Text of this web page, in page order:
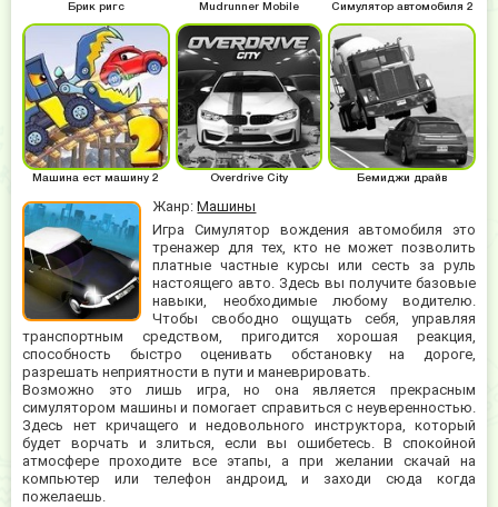
Жанр:Машины
Игра Симулятор вождения автомобиля это
тренажер для тех, кто не может позволить
платные частные курсы или сесть за руль
настоящего авто. Здесь вы получите базовые
навыки, необходимые любому водителю.
Чтобы свободно ощущать себя, управляя
транспортным средством, пригодится хорошая реакция,
способность быстро оценивать обстановку на дороге,
разрешать неприятности в пути и маневрировать.
Возможно это лишь игра, но она является прекрасным
симулятором машины и помогает справиться с неуверенностью.
Здесь нет кричащего и недовольного инструктора, который
будет ворчать и злиться, если вы ошибетесь. В спокойной
атмосфере проходите все этапы, а при желании скачай на
компьютер или телефон андроид, и заходи сюда когда
пожелаешь.
Брик ригс Mudrunner Mobile Симулятор автомобиля 2
Машина ест машину 2 Overdrive City Бемиджи драйв